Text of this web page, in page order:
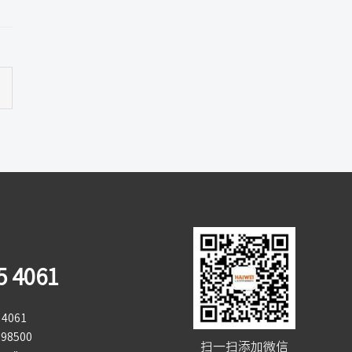
扫一扫添加微信
4061